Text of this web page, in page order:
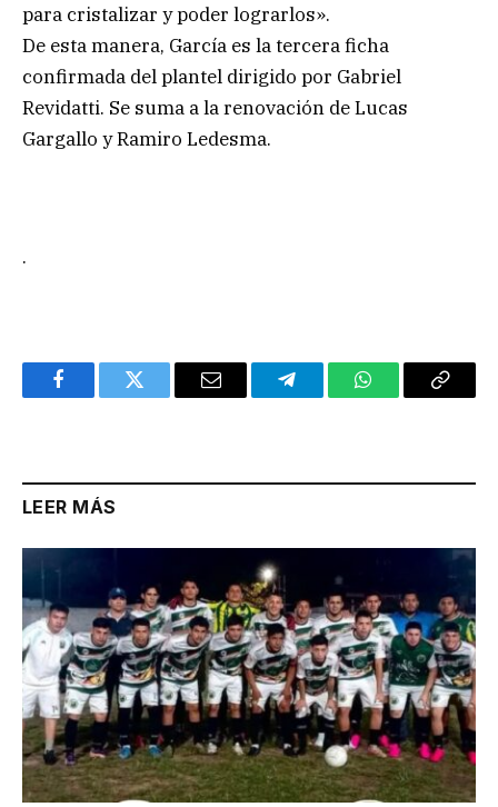
para cristalizar y poder lograrlos».
De esta manera, García es la tercera ficha
confirmada del plantel dirigido por Gabriel
Revidatti. Se suma a la renovación de Lucas
Gargallo y Ramiro Ledesma.
.
FacebookTwitter Email TelegramWhatsAppCopy
LEER MÁS